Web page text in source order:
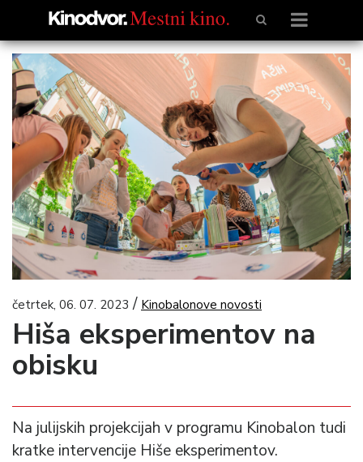
četrtek, 06. 07. 2023 / Kinobalonove novosti
Hiša eksperimentov na
obisku
Na julijskih projekcijah v programu Kinobalon tudi
kratke intervencije Hiše eksperimentov.